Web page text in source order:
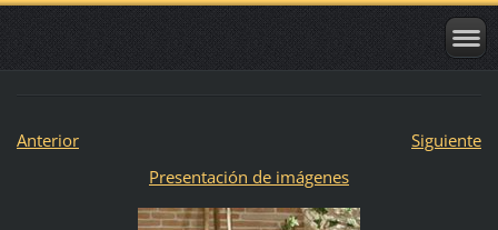
Anterior
Siguiente
Presentación de imágenes